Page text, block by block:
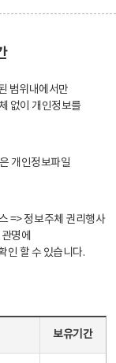
범위내에서만
없이 개인정보를
개인정보파일
=> 정보주체 권리행사
명에
인 할 수 있습니다.
보유기간